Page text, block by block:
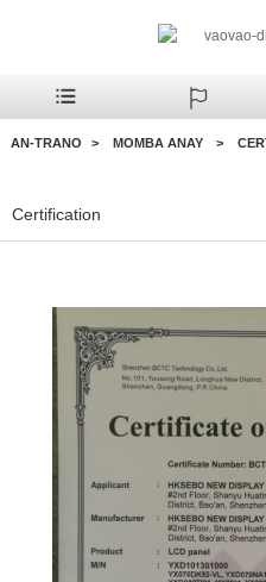
AN-TRANO MOMBA ANAY
Certification